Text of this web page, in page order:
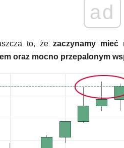
ad
to, że zaczynamy mieć
oraz mocno przepalonym